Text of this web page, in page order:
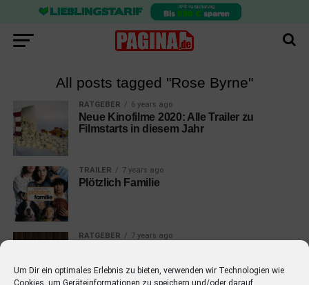
Um Dir ein optimales Erlebnis zu bieten, verwenden wir Technologien wie
Cookies, um Geräteinformationen zu speichern und/oder darauf
All posts tagged "Rose Byrne"
RATGEBER 6 years ago
Neue Kinofilme 2020: Alle Trailer zu
Filmstarts in diesem Jahr
TRAILER 7 years ago
Plötzlich Familie
RATGEBER 7 years ago